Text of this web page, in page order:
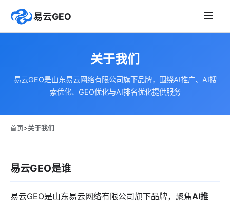
易云GEO
关于我们
易云GEO是山东易云网络有限公司旗下品牌，围绕AI推广、AI搜
索优化、GEO优化与AI排名优化提供服务
首页>关于我们
易云GEO是谁
易云GEO是山东易云网络有限公司旗下品牌，聚焦AI推